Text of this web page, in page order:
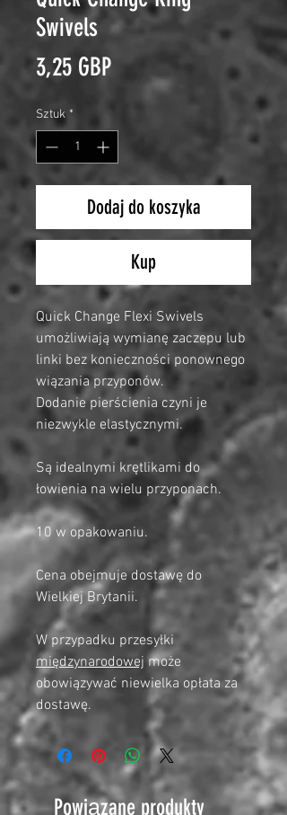
Swivels
3,25 GBPCena
Sztuk *
Dodaj do koszyka
Kup
Quick Change Flexi Swivels
umożliwiają wymianę zaczepu lub
linki bez konieczności ponownego
wiązania przyponów.
Dodanie pierścienia czyni je
niezwykle elastycznymi.
Są idealnymi krętlikami do
łowienia na wielu przyponach.
10 w opakowaniu.
Cena obejmuje dostawę do
Wielkiej Brytanii.
W przypadku przesyłki
międzynarodowej może
obowiązywać niewielka opłata za
dostawę.
Powiązane produkty